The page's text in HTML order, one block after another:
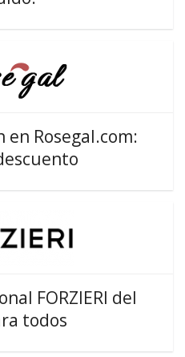
en Rosegal.com:
FORZIERI del
todos